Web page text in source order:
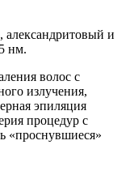
, александритовый и
нм.
волос с
излучения,
эпиляция
процедур с
«проснувшиеся»